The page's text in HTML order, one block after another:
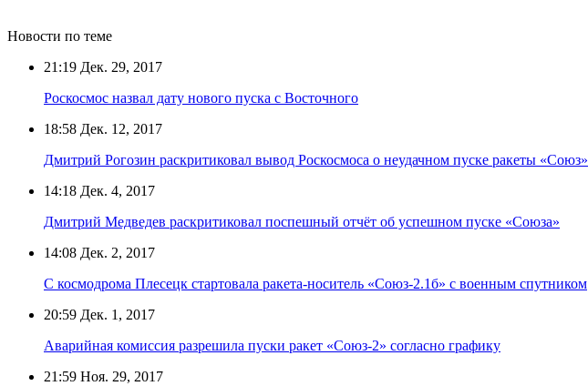
Новости по теме
21:19 Дек. 29, 2017
Роскосмос назвал дату нового пуска с Восточного
18:58 Дек. 12, 2017
Дмитрий Рогозин раскритиковал вывод Роскосмоса о неудачном пуске ракеты «Союз»
14:18 Дек. 4, 2017
Дмитрий Медведев раскритиковал поспешный отчёт об успешном пуске «Союза»
14:08 Дек. 2, 2017
С космодрома Плесецк стартовала ракета-носитель «Союз-2.1б» с военным спутником
20:59 Дек. 1, 2017
Аварийная комиссия разрешила пуски ракет «Союз-2» согласно графику
21:59 Ноя. 29, 2017